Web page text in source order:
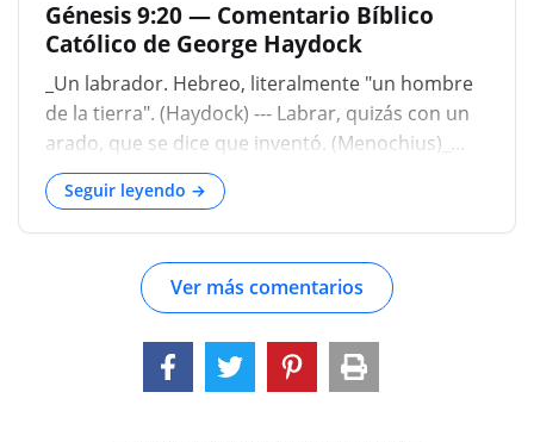
Génesis 9:20 — Comentario Bíblico
Católico de George Haydock
_Un labrador. Hebreo, literalmente "un hombre
de la tierra". (Haydock) --- Labrar, quizás con un
arado, que se dice que inventó. (Menochius)_...
Seguir leyendo →
Ver más comentarios